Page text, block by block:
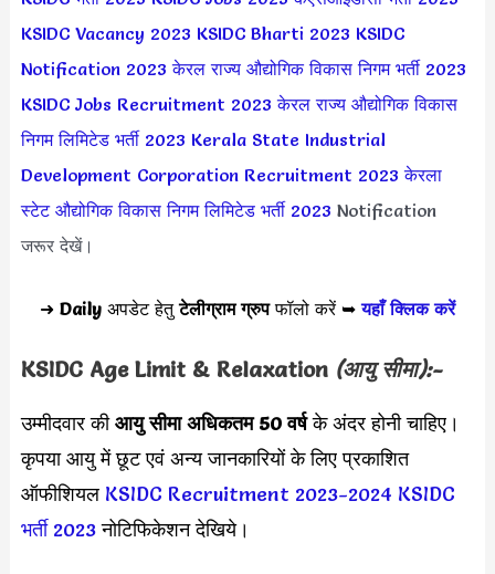
KSIDC Vacancy 2023 KSIDC Bharti 2023 KSIDC
Notification 2023केरल राज्य औद्योगिक विकास निगम भर्ती 2023
KSIDC Jobs Recruitment 2023 केरल राज्य औद्योगिक विकास
निगम लिमिटेड भर्ती 2023 Kerala State Industrial
Development Corporation Recruitment 2023 केरला
स्टेट औद्योगिक विकास निगम लिमिटेड भर्ती 2023 Notification
जरूर देखें।
➜ Daily अपडेट हेतुटेलीग्राम ग्रुपफॉलो करें ➥यहाँ क्लिक करें
KSIDC Age Limit & Relaxation (आयु सीमा):-
उम्मीदवार कीआयु सीमा अधिकतम 50 वर्षके अंदर होनी चाहिए।
कृपया आयु में छूट एवं अन्य जानकारियों के लिए प्रकाशित
ऑफीशियल KSIDC Recruitment 2023-2024 KSIDC
भर्ती 2023नोटिफिकेशन देखिये।